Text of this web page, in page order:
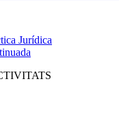
Jurídica